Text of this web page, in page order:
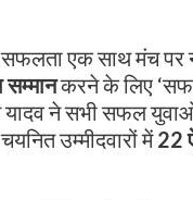
सफलता एक साथ मंच
करने के लिए
यादव ने सभी सफल
उम्मीदवारों में22